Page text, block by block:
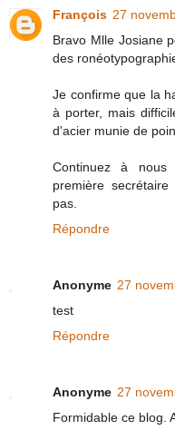
François 27
Bravo Mlle Josiane
des
Je confirme que la
à porter, mais
d'acier munie de
Continuez à
première
pas.
Répondre
Anonyme 27
test
Répondre
Anonyme 27
Formidable ce blog.